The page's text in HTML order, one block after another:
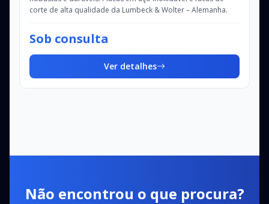
corte de alta qualidade da Lumbeck & Wolter – Alemanha.
Sob consulta
Ver detalhes
Não encontrou o que procura?